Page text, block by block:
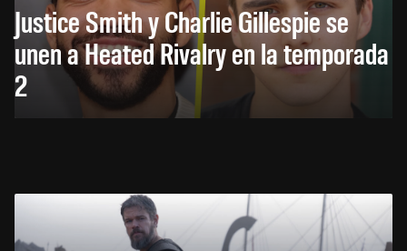
Justice Smith y Charlie Gillespie se
unen a Heated Rivalry en la temporada
2